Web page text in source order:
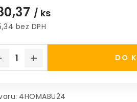
/ ks
bez DPH
DO
4HOMABU24